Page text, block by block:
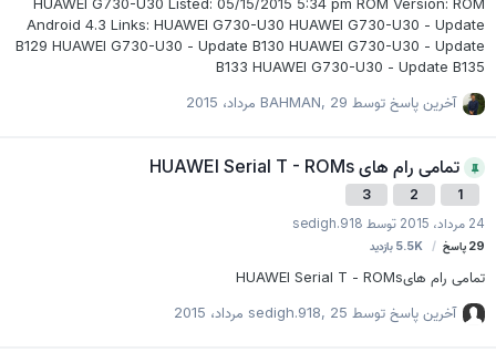
Android 4.3 Links: HUAWEI G730-U30 HUAWEI G730-U30 - Update
B129 HUAWEI G730-U30 - Update B130 HUAWEI G730-U30 - Update
B133 HUAWEI G730-U30 - Update B135
آخرین پاسخ توسط BAHMAN ,29 مرداد، 2015
تمامی رام های HUAWEI Serial T - ROMs
2
3
24 مرداد، 2015 توسطsedigh.918
29پاسخ 5.5Kبازدید
تمامی رام هایHUAWEI Serial T - ROMs
آخرین پاسخ توسط sedigh.918 ,25 مرداد، 2015